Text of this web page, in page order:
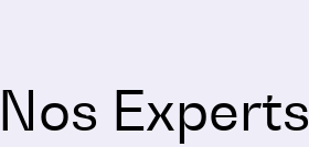
Experts